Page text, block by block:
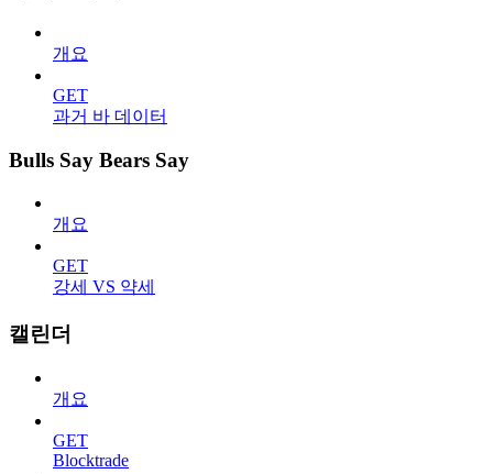
개요
GET
과거 바 데이터
Bulls Say Bears Say
개요
GET
강세 VS 약세
캘린더
개요
GET
Blocktrade